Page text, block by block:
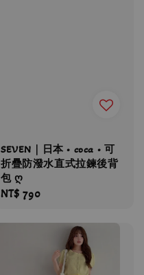
SEVEN｜日本 • coca • 可
折疊防潑水直式拉鍊後背
包 ღ
Regular
NT$ 790